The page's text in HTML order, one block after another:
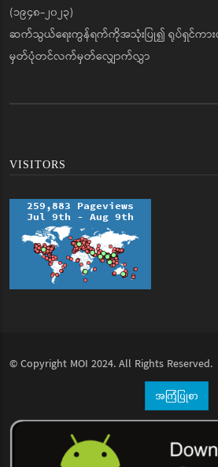
(၁၉၄၈-၂၀၂၃)
ဆက်သွယ်ရေးကွန်ရက်ကိုအသုံးပြု၍ ရုပ်ရှင်ကား
မှတ်ပုံတင်လက်မှတ်လျှောက်လွှာ
VISITORS
© Copyright MOI 2024. All Rights Reserved.
အကြံပြုစာ